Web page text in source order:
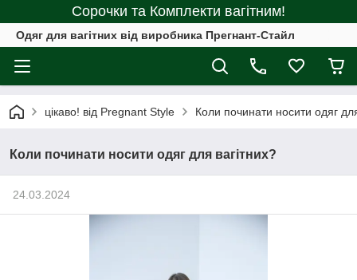
Сорочки та Комплекти вагітним!
Одяг для вагітних від виробника Прегнант-Стайл
цікаво! від Pregnant Style Коли починати носити одяг
Коли починати носити одяг для вагітних?
24.03.2024